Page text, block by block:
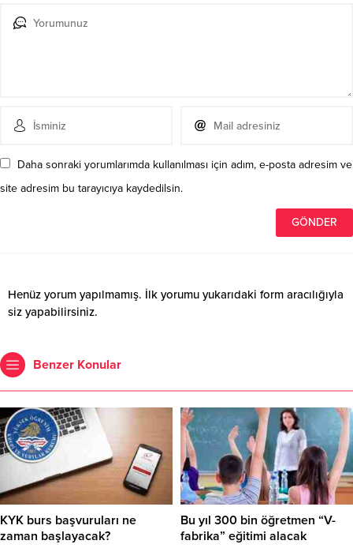
Daha sonraki yorumlarımda kullanılması için adım, e-posta adresim ve
site adresim bu tarayıcıya kaydedilsin.
Henüz yorum yapılmamış. İlk yorumu yukarıdaki form aracılığıyla
siz yapabilirsiniz.
Benzer Konular
KYK burs başvuruları ne
zaman başlayacak?
Bu yıl 300 bin öğretmen “V-
fabrika” eğitimi alacak